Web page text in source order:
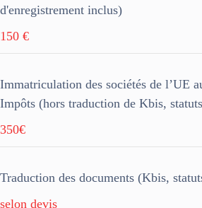
d'enregistrement inclus)
150 €
Immatriculation des sociétés de l’UE
Impôts (hors traduction de Kbis,
350€
Traduction des documents (Kbis,
selon devis